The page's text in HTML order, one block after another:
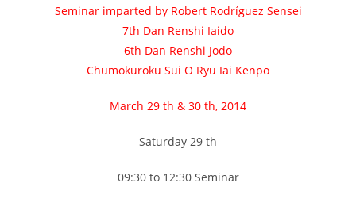
Seminar imparted by Robert Rodríguez Sensei
7th Dan Renshi Iaido
6th Dan Renshi Jodo
Chumokuroku Sui O Ryu Iai Kenpo
March 29 th & 30 th, 2014
Saturday 29 th
09:30 to 12:30 Seminar